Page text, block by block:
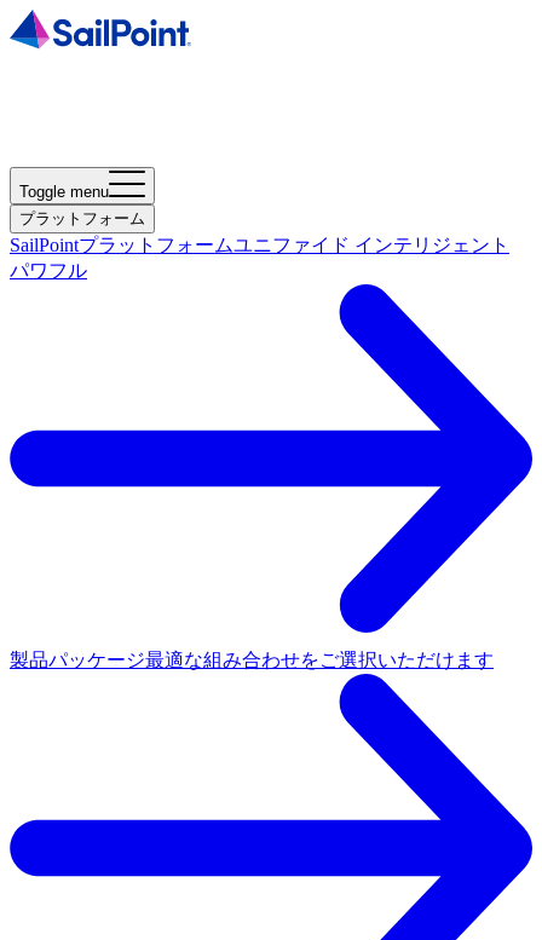
Toggle menu
プラットフォーム
SailPointプラットフォームユニファイド インテリジェント
パワフル
製品パッケージ最適な組み合わせをご選択いただけます